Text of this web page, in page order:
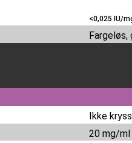
<0,025 IU/
Ikke
20 mg/ml